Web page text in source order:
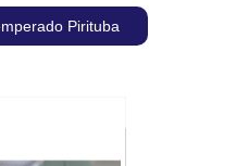
Pirituba